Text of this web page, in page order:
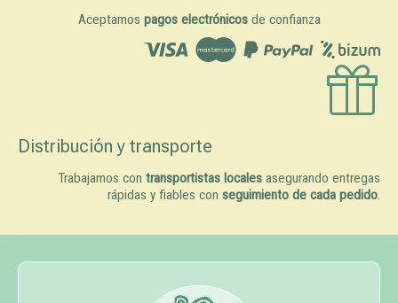
Aceptamos pagos electrónicosde confianza
Distribución y transporte
Trabajamos con transportistas locales asegurando entregas
rápidas y fiables con seguimiento de cada pedido.